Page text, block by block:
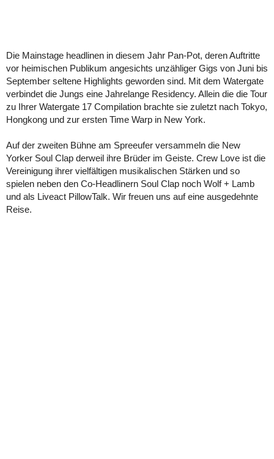
Die Mainstage headlinen in diesem Jahr Pan-Pot, deren Auftritte
vor heimischen Publikum angesichts unzähliger Gigs von Juni bis
September seltene Highlights geworden sind. Mit dem Watergate
verbindet die Jungs eine Jahrelange Residency. Allein die die Tour
zu Ihrer Watergate 17 Compilation brachte sie zuletzt nach Tokyo,
Hongkong und zur ersten Time Warp in New York.
Auf der zweiten Bühne am Spreeufer versammeln die New
Yorker Soul Clap derweil ihre Brüder im Geiste. Crew Love ist die
Vereinigung ihrer vielfältigen musikalischen Stärken und so
spielen neben den Co-Headlinern Soul Clap noch Wolf + Lamb
und als Liveact PillowTalk. Wir freuen uns auf eine ausgedehnte
Reise.